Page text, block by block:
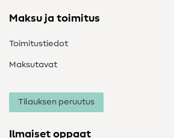
Maksu ja toimitus
Toimitustiedot
Maksutavat
Tilauksen peruutus
Ilmaiset oppaat